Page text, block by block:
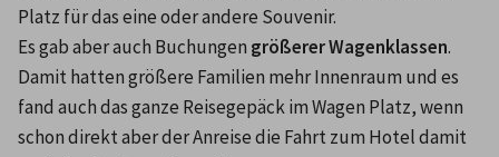
Platz für das eine oder andere Souvenir.
Es gab aber auch Buchungen größerer Wagenklassen.
Damit hatten größere Familien mehr Innenraum und es
fand auch das ganze Reisegepäck im Wagen Platz, wenn
schon direkt aber der Anreise die Fahrt zum Hotel damit